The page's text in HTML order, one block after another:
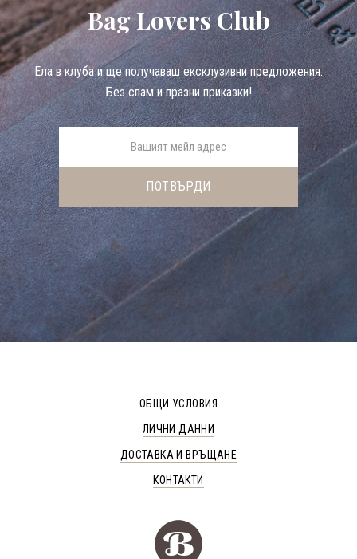
Bag Lovers Club
Eла в клуба и ще получаваш ексклузивни предложения.
Без спам и празни приказки!
ОБЩИ УСЛОВИЯ
ЛИЧНИ ДАННИ
ДОСТАВКА И ВРЪЩАНЕ
КОНТАКТИ